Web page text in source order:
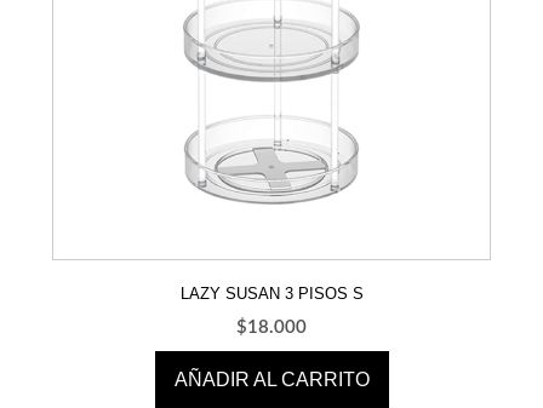
LAZY SUSAN 3 PISOS S
$18.000
AÑADIR AL CARRITO